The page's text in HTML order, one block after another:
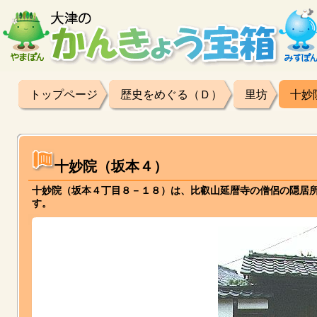
トップページ 歴史をめぐる（Ｄ） 里坊 十妙
十妙院（坂本４）
十妙院（坂本４丁目８－１８）は、比叡山延暦寺の僧侶の隠
す。